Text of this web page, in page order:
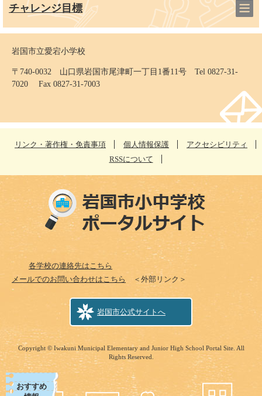
チャレンジ目標
岩国市立愛宕小学校
〒740-0032 山口県岩国市尾津町一丁目1番11号 Tel 0827-31-
7020 Fax 0827-31-7003
リンク・著作権・免責事項 個人情報保護
アクセシビリティ
RSSについて
各学校の連絡先はこちら
メールでのお問い合わせはこちら
＜外部リンク＞
岩国市公式サイトへ
Copyright © Iwakuni Municipal Elementary and Junior High School Portal Site. All
Rights Reserved.
おすすめ